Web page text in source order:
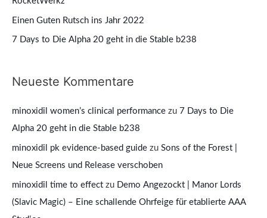
Einen Guten Rutsch ins Jahr 2022
7 Days to Die Alpha 20 geht in die Stable b238
Neueste Kommentare
minoxidil women’s clinical performance zu 7 Days to Die
Alpha 20 geht in die Stable b238
minoxidil pk evidence‑based guide zu Sons of the Forest |
Neue Screens und Release verschoben
minoxidil time to effect zu Demo Angezockt | Manor Lords
(Slavic Magic) – Eine schallende Ohrfeige für etablierte AAA